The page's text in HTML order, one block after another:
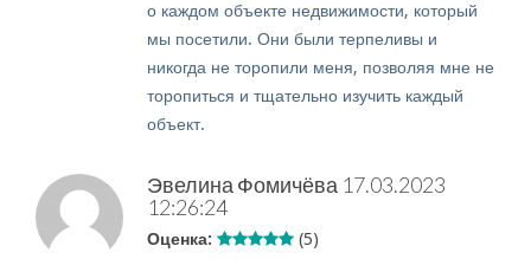
о каждом объекте недвижимости, который
мы посетили. Они были терпеливы и
никогда не торопили меня, позволяя мне не
торопиться и тщательно изучить каждый
объект.
Эвелина Фомичёва 17.03.2023
12:26:24
Оценка: (5)